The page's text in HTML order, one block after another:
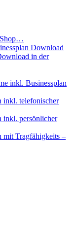
Shop…
Download
in der
inkl. Businessplan
inkl. telefonischer
inkl. persönlicher
mit Tragfähigkeits –